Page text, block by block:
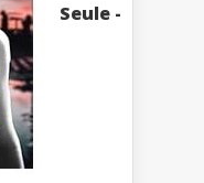
Seule -